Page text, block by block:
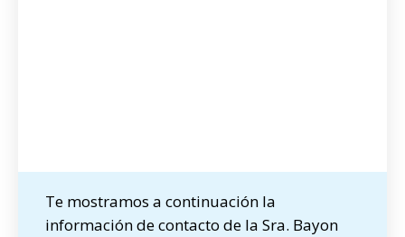
Te mostramos a continuación la
información de contacto de la Sra. Bayon